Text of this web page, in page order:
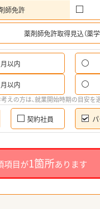
師免許
薬剤師免許取得見込（薬学
以内
以内
えの方は、就業開始時期の目安を
契約社員
項目が1箇所あります